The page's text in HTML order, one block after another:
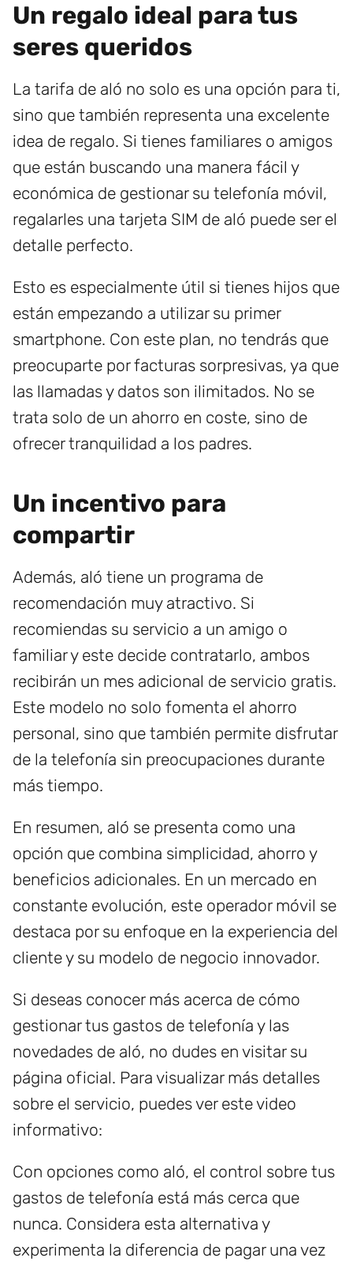
Un regalo ideal para tus
seres queridos
La tarifa de aló no solo es una opción para ti,
sino que también representa una excelente
idea de regalo. Si tienes familiares o amigos
que están buscando una manera fácil y
económica de gestionar su telefonía móvil,
regalarles una tarjeta SIM de aló puede ser el
detalle perfecto.
Esto es especialmente útil si tienes hijos que
están empezando a utilizar su primer
smartphone. Con este plan, no tendrás que
preocuparte por facturas sorpresivas, ya que
las llamadas y datos son ilimitados. No se
trata solo de un ahorro en coste, sino de
ofrecer tranquilidad a los padres.
Un incentivo para
compartir
Además, aló tiene un programa de
recomendación muy atractivo. Si
recomiendas su servicio a un amigo o
familiar y este decide contratarlo, ambos
recibirán un mes adicional de servicio gratis.
Este modelo no solo fomenta el ahorro
personal, sino que también permite disfrutar
de la telefonía sin preocupaciones durante
más tiempo.
En resumen, aló se presenta como una
opción que combina simplicidad, ahorro y
beneficios adicionales. En un mercado en
constante evolución, este operador móvil se
destaca por su enfoque en la experiencia del
cliente y su modelo de negocio innovador.
Si deseas conocer más acerca de cómo
gestionar tus gastos de telefonía y las
novedades de aló, no dudes en visitar su
página oficial. Para visualizar más detalles
sobre el servicio, puedes ver este video
informativo:
Con opciones como aló, el control sobre tus
gastos de telefonía está más cerca que
nunca. Considera esta alternativa y
experimenta la diferencia de pagar una vez